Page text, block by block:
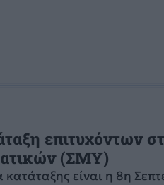
επιτυχόντων
(ΣΜΥ)
είναι η 8η